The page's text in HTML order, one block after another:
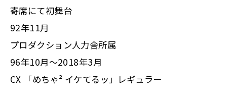
寄席にて初舞台
92年11月
プロダクション人力舎所属
96年10月～2018年3月
CX 「めちゃ² イケてるッ」レギュラー